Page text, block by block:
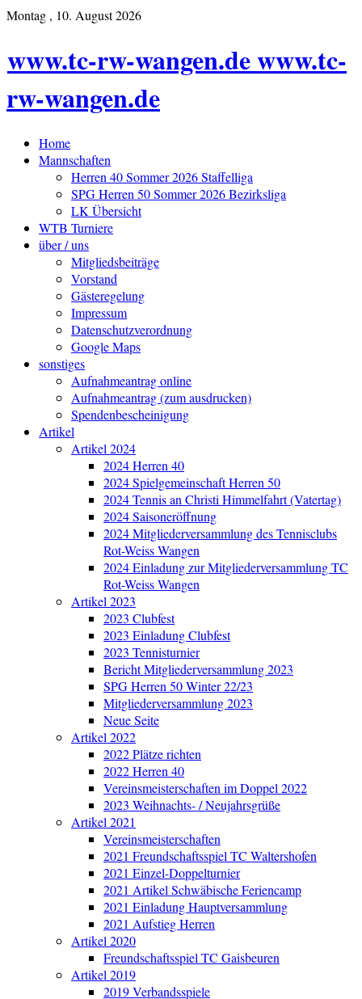
Montag , 10. August 2026
www.tc-rw-wangen.de www.tc-
rw-wangen.de
Home
Mannschaften
Herren 40 Sommer 2026 Staffelliga
SPG Herren 50 Sommer 2026 Bezirksliga
LK Übersicht
WTB Turniere
über / uns
Mitgliedsbeiträge
Vorstand
Gästeregelung
Impressum
Datenschutzverordnung
Google Maps
sonstiges
Aufnahmeantrag online
Aufnahmeantrag (zum ausdrucken)
Spendenbescheinigung
Artikel
Artikel 2024
2024 Herren 40
2024 Spielgemeinschaft Herren 50
2024 Tennis an Christi Himmelfahrt (Vatertag)
2024 Saisoneröffnung
2024 Mitgliederversammlung des Tennisclubs
Rot-Weiss Wangen
2024 Einladung zur Mitgliederversammlung TC
Rot-Weiss Wangen
Artikel 2023
2023 Clubfest
2023 Einladung Clubfest
2023 Tennisturnier
Bericht Mitgliederversammlung 2023
SPG Herren 50 Winter 22/23
Mitgliederversammlung 2023
Neue Seite
Artikel 2022
2022 Plätze richten
2022 Herren 40
Vereinsmeisterschaften im Doppel 2022
2023 Weihnachts- / Neujahrsgrüße
Artikel 2021
Vereinsmeisterschaften
2021 Freundschaftsspiel TC Waltershofen
2021 Einzel-Doppelturnier
2021 Artikel Schwäbische Feriencamp
2021 Einladung Hauptversammlung
2021 Aufstieg Herren
Artikel 2020
Freundschaftsspiel TC Gaisbeuren
Artikel 2019
2019 Verbandsspiele